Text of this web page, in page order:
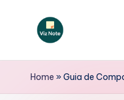
V
iz
Home »Guia de